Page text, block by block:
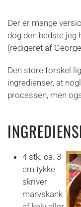
Der er mange
dog den bedste jeg
(redigeret af
Den store forskel
ingredienser, at
processen, men
4 stk. ca. 3
cm tykke
skriver
marvskank